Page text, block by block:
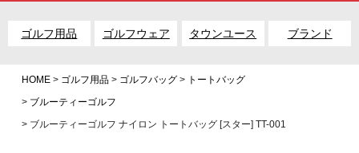
ゴルフ用品 ゴルフウェア タウンユース ブランド
HOME ゴルフ用品 ゴルフバッグ
トートバッグ
ブルーティーゴルフ
ブルーティーゴルフ ナイロン トートバッグ [スター] TT-001